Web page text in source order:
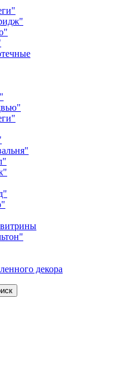
декора